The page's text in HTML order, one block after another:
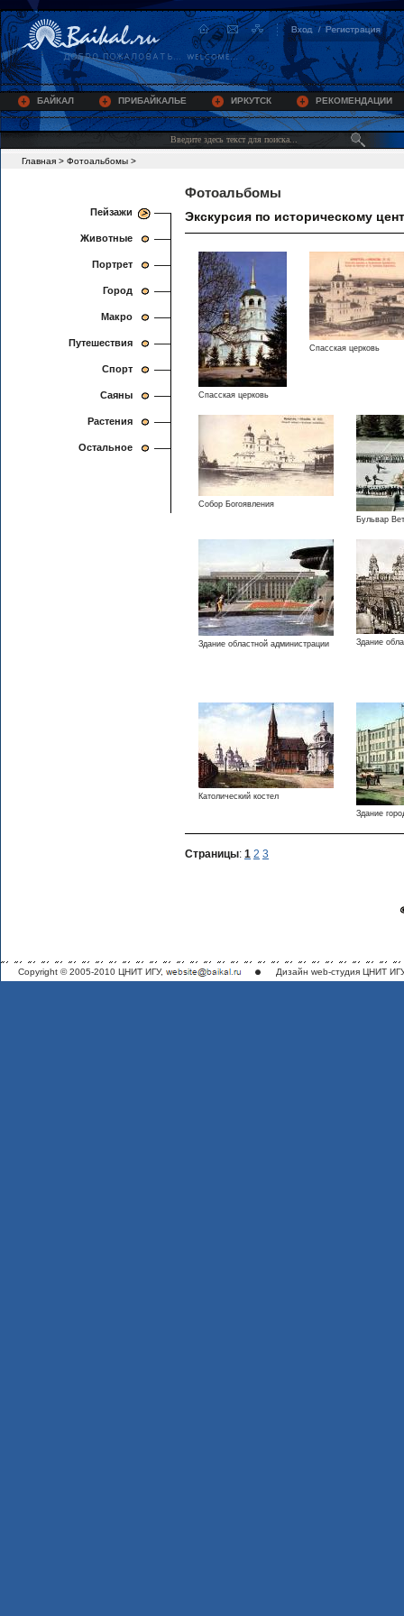
БАЙКАЛ ПРИБАЙКАЛЬЕ ИРКУТСК РЕКОМЕНДАЦИИ
Главная > Фотоальбомы >
Пейзажи
Животные
Портрет
Город
Макро
Путешествия
Спорт
Саяны
Растения
Остальное
Фотоальбомы
Экскурсия по историческому
Спасская церковь
Спасская церковь
Собор Богоявления
Бульвар
Здание областной администрации Здание
Католический костел
Здание
Страницы: 1 2 3
Copyright © 2005-2010 ЦНИТ ИГУ, Дизайн web-студия ЦНИТ